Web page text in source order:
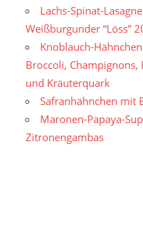
Lachs-Spinat-
Weißburgunder “Löss”
Knoblauch-
Broccoli,
und Kräuterquark
Safranhähnchen mit
Maronen-Papaya-
Zitronengambas